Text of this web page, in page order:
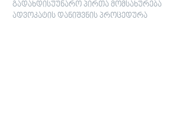
გადახდისუუნარო პირთა მომსახურება
ადვოკატის დანიშვნის პროცედურა